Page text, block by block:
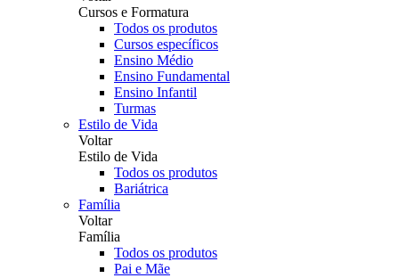
Cursos e Formatura
Todos os produtos
Cursos específicos
Ensino Médio
Ensino Fundamental
Ensino Infantil
Turmas
Estilo de Vida
Voltar
Estilo de Vida
Todos os produtos
Bariátrica
Família
Voltar
Família
Todos os produtos
Pai e Mãe